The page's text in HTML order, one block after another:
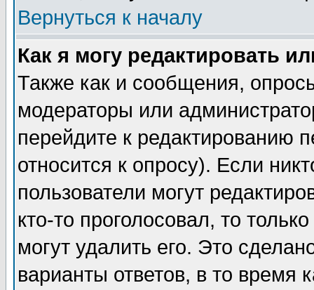
Вернуться к началу
Как я могу редактировать
Также как и сообщения,
модераторы или
перейдите к редактированию
относится к опросу). Если
пользователи могут
кто-то проголосовал, то
могут удалить его. Это
варианты ответов, в то время